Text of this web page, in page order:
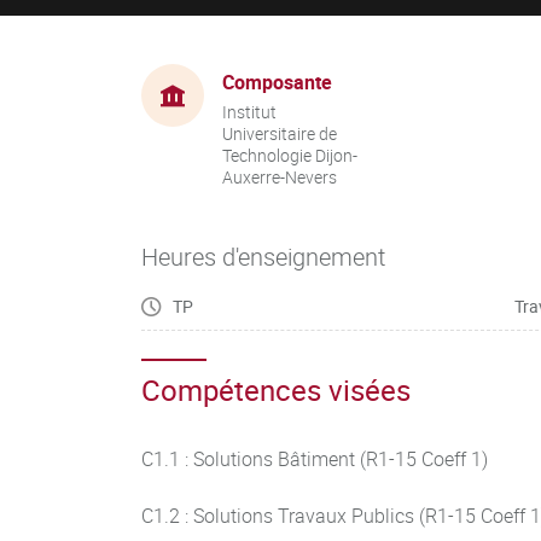
Composante
Institut
Universitaire de
Technologie Dijon-
Auxerre-Nevers
Heures d'enseignement
TP
Compétences visées
C1.1 : Solutions Bâtiment (R1-15 Coeff 1)
C1.2 : Solutions Travaux Publics (R1-15 Coeff